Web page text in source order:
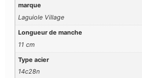
marque
Laguiole Village
Longueur de manche
11 cm
Type acier
14c28n